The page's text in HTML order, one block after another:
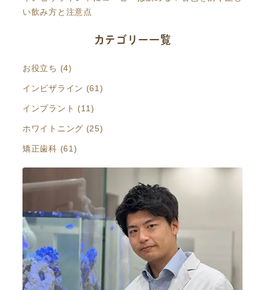
い飲み方と注意点
カテゴリー一覧
お役立ち (4)
インビザライン (61)
インプラント (11)
ホワイトニング (25)
矯正歯科 (61)